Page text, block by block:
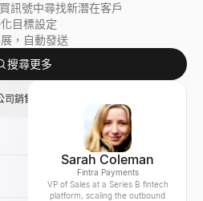
訊號中尋找新潛在客戶
目標設定
，自動發送
搜尋更多
銷售副總裁潛在客戶
公司
Payments
Sarah Coleman
Fintra Payments
VP of Sales at a Series B fintech
platform, scaling the outbound